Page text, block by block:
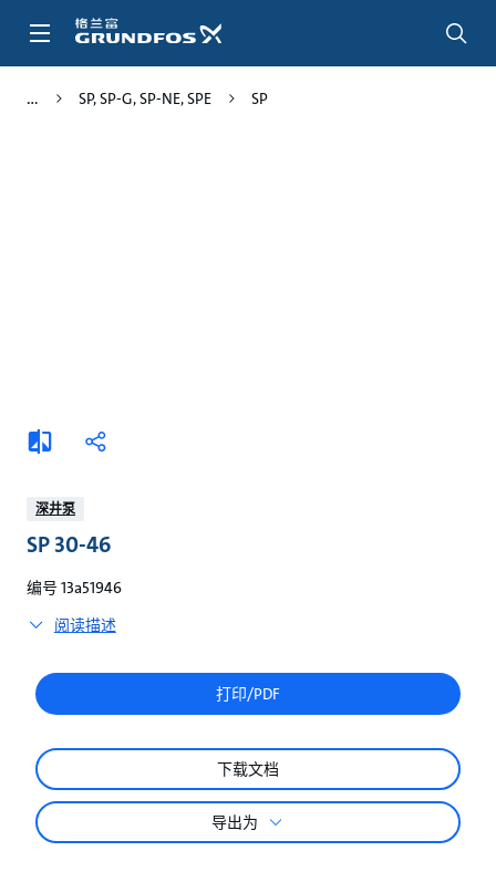
SP, SP-G, SP-NE, SPE SP
添
加
较
分
深井泵
SP 30-46
编号 13a51946
阅读描述
打印/PDF
下载文档
导出为